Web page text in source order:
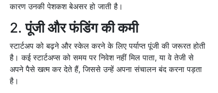
कारण उनकी पेशकश बेअसर हो जाती है।
2.पूंजी और फंडिंग की कमी
स्टार्टअप को बढ़ने और स्केल करने के लिए पर्याप्त पूंजी की जरूरत होती
है। कई स्टार्टअप्स को समय पर निवेश नहीं मिल पाता, या वे तेजी से
अपने पैसे खत्म कर देते हैं, जिससे उन्हें अपना संचालन बंद करना पड़ता
है।